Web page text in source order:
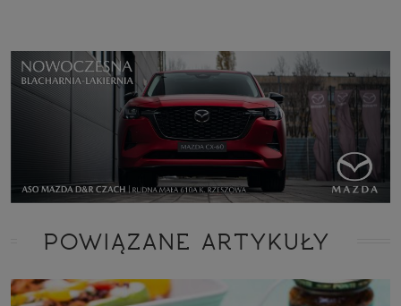
POWIĄZANE ARTYKUŁY